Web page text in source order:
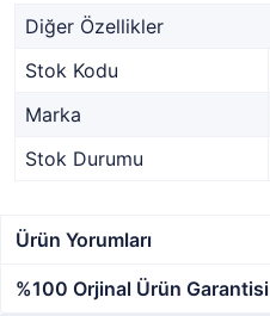
Diğer Özellikler
Stok Kodu
Marka
Stok Durumu
Ürün Yorumları
%100 Orjinal Ürün Garantisi